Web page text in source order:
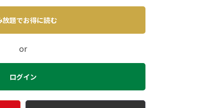
放題でお得に読む
or
ログイン